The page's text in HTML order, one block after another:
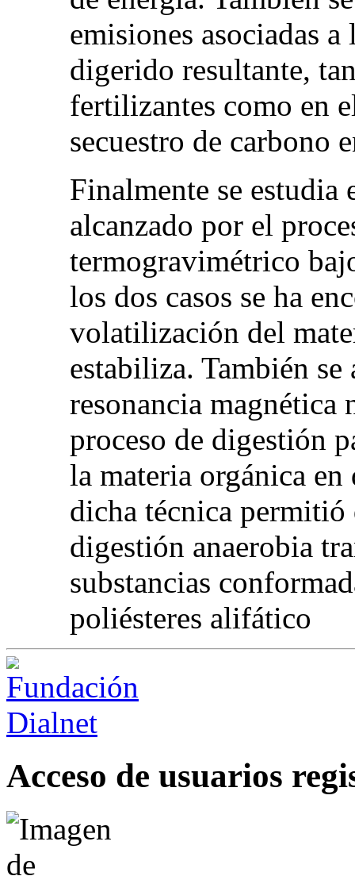
emisiones asociadas
digerido resultante,
fertilizantes como en
secuestro de carbono
Finalmente se estudia
alcanzado por el
termogravimétrico
los dos casos se ha
volatilización del
estabiliza. También
resonancia
proceso de digestión
la materia orgánica
dicha técnica permitió
digestión anaerobia
substancias
poliésteres alifático
Acceso de usuarios